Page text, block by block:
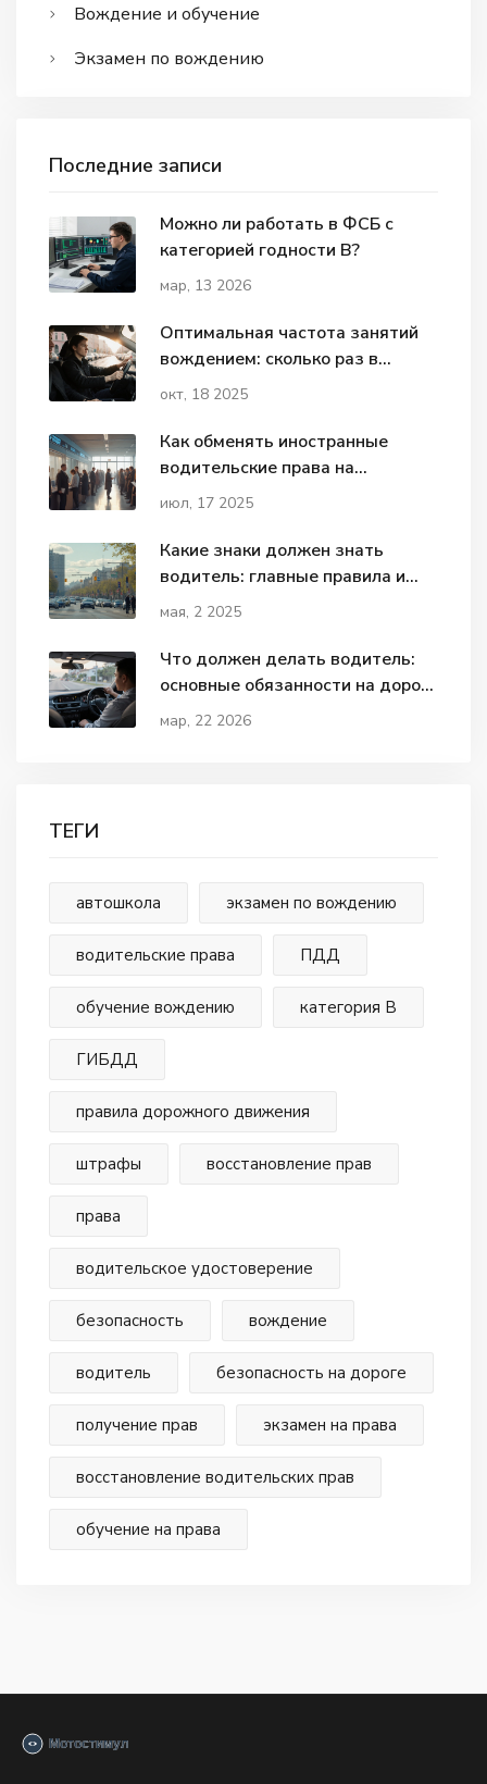
Вождение и обучение
Экзамен по вождению
Последние записи
Можно ли работать в ФСБ с
категорией годности В?
мар, 13 2026
Оптимальная частота занятий
вождением: сколько раз в
неделю?
окт, 18 2025
Как обменять иностранные
водительские права на
российские в 2025: пошаговая
июл, 17 2025
Какие знаки должен знать
водитель: главные правила и
советы
мая, 2 2025
Что должен делать водитель:
основные обязанности на дороге
по ПДД
мар, 22 2026
ТЕГИ
автошкола экзамен по вождению
водительские права ПДД
обучение вождению категория В
ГИБДД
правила дорожного движения
штрафы восстановление прав
права
водительское удостоверение
безопасность вождение
водитель безопасность на дороге
получение прав экзамен на права
восстановление водительских прав
обучение на права